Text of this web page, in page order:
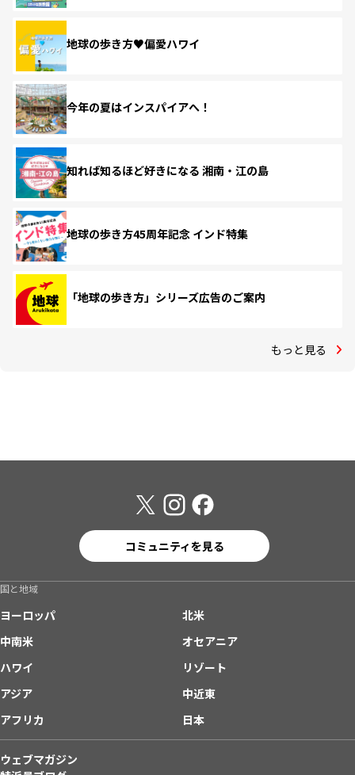
地球の歩き方♥偏愛ハワイ
今年の夏はインスパイアへ！
知れば知るほど好きになる 湘南・江の島
地球の歩き方45周年記念 インド特集
「地球の歩き方」シリーズ広告のご案内
もっと見る
コミュニティを見る
国と地域
ヨーロッパ
北米
中南米
オセアニア
ハワイ
リゾート
アジア
中近東
アフリカ
日本
ウェブマガジン